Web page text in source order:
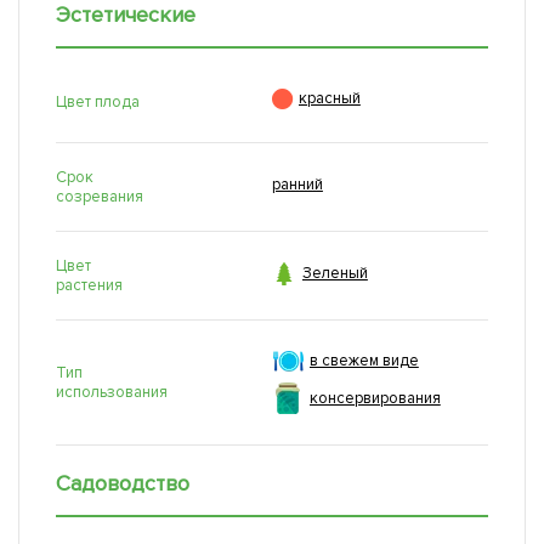
Эстетические
Цвет плода  красный
Срок
созревания
ранний
Цвет
растения
 Зеленый
Тип
использования
в свежем виде
консервирования
Садоводство